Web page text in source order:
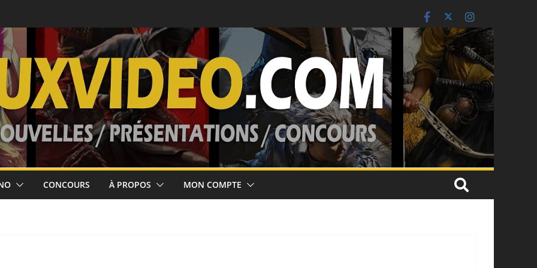
le 2 septembre!
jusqu’au 10
2027
Ghost
CONCOURS À PROPOS MON COMPTE